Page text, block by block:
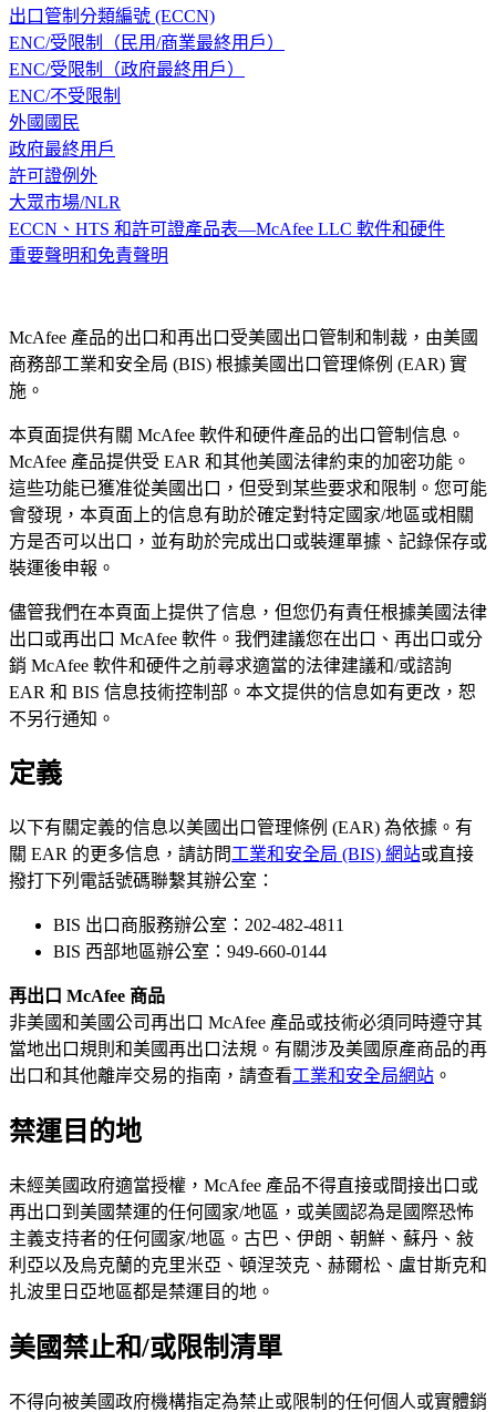
出口管制分類編號 (ECCN)
ENC/受限制（民用/商業最終用戶）
ENC/受限制（政府最終用戶）
ENC/不受限制
外國國民
政府最終用戶
許可證例外
大眾市場/NLR
ECCN、HTS 和許可證產品表—McAfee LLC 軟件和硬件
重要聲明和免責聲明
McAfee 產品的出口和再出口受美國出口管制和制裁，由美國
商務部工業和安全局 (BIS) 根據美國出口管理條例 (EAR) 實
施。
本頁面提供有關 McAfee 軟件和硬件產品的出口管制信息。
McAfee 產品提供受 EAR 和其他美國法律約束的加密功能。
這些功能已獲准從美國出口，但受到某些要求和限制。您可能
會發現，本頁面上的信息有助於確定對特定國家/地區或相關
方是否可以出口，並有助於完成出口或裝運單據、記錄保存或
裝運後申報。
儘管我們在本頁面上提供了信息，但您仍有責任根據美國法律
出口或再出口 McAfee 軟件。我們建議您在出口、再出口或分
銷 McAfee 軟件和硬件之前尋求適當的法律建議和/或諮詢
EAR 和 BIS 信息技術控制部。本文提供的信息如有更改，恕
不另行通知。
定義
以下有關定義的信息以美國出口管理條例 (EAR) 為依據。有
關 EAR 的更多信息，請訪問工業和安全局 (BIS) 網站或直接
撥打下列電話號碼聯繫其辦公室：
BIS 出口商服務辦公室：202-482-4811
BIS 西部地區辦公室：949-660-0144
再出口 McAfee 商品
非美國和美國公司再出口 McAfee 產品或技術必須同時遵守其
當地出口規則和美國再出口法規。有關涉及美國原產商品的再
出口和其他離岸交易的指南，請查看工業和安全局網站 。
禁運目的地
未經美國政府適當授權，McAfee 產品不得直接或間接出口或
再出口到美國禁運的任何國家/地區，或美國認為是國際恐怖
主義支持者的任何國家/地區。古巴、伊朗、朝鮮、蘇丹、敍
利亞以及烏克蘭的克里米亞、頓涅茨克、赫爾松、盧甘斯克和
扎波里日亞地區都是禁運目的地。
美國禁止和/或限制清單
不得向被美國政府機構指定為禁止或限制的任何個人或實體銷